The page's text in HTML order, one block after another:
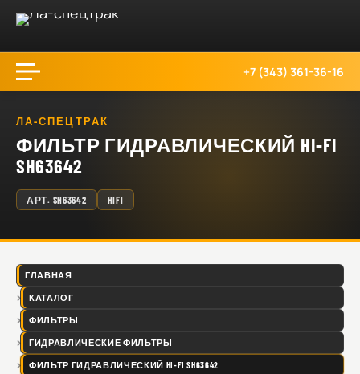
+7 (343) 361-36-16
ЛА-СПЕЦТРАК
ФИЛЬТР ГИДРАВЛИЧЕСКИЙ HI-FI
SH63642
АРТ. SH63642 HIFI
ГЛАВНАЯ
КАТАЛОГ
ФИЛЬТРЫ
ГИДРАВЛИЧЕСКИЕ ФИЛЬТРЫ
ФИЛЬТР ГИДРАВЛИЧЕСКИЙ HI-FI SH63642